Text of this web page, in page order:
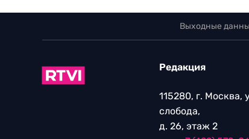
Выходные
Редакция
115280, г. Москва,
слобода,
д. 26, этаж 2